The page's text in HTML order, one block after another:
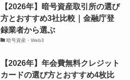
【2026年】暗号資産取引所の選び
方とおすすめ3社比較｜金融庁登
録業者から選ぶ
暗号資産・Web3
【2026年】年会費無料クレジット
カードの選び方とおすすめ4枚比